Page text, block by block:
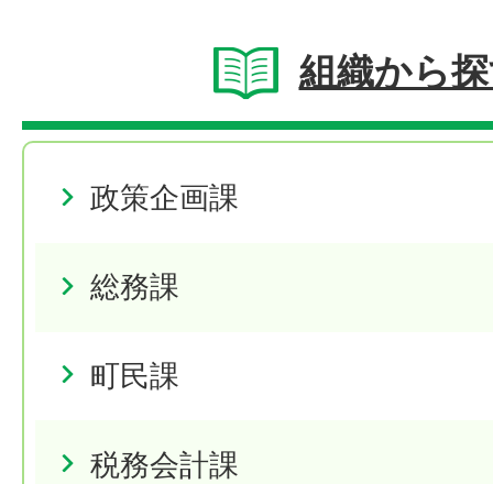
組織から
政策企画課
総務課
町民課
税務会計課